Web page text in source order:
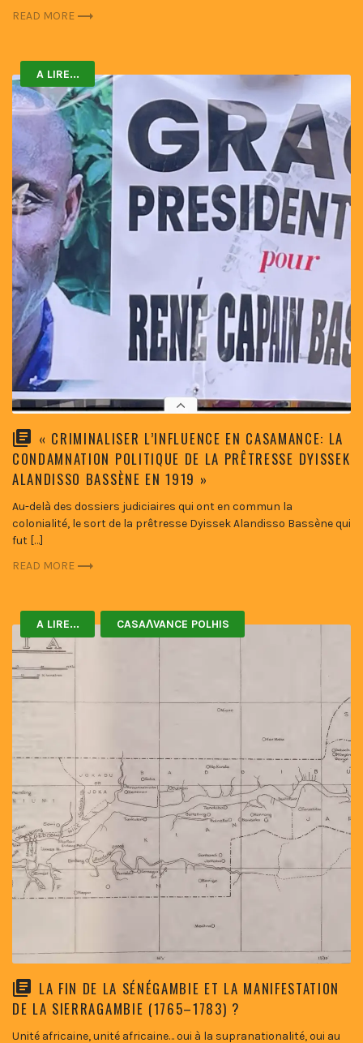
READ MORE
A LIRE...
« CRIMINALISER L’INFLUENCE EN CASAMANCE: LA
CONDAMNATION POLITIQUE DE LA PRÊTRESSE DYISSEK
ALANDISSO BASSÈNE EN 1919 »
Au-delà des dossiers judiciaires qui ont en commun la
colonialité, le sort de la prêtresse Dyissek Alandisso Bassène qui
fut […]
READ MORE
A LIRE... CASAɅVANCE POLHIS
LA FIN DE LA SÉNÉGAMBIE ET LA MANIFESTATION
DE LA SIERRAGAMBIE (1765–1783) ?
Unité africaine, unité africaine… oui à la supranationalité, oui au